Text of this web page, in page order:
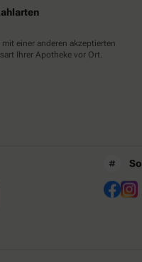
mit einer anderen akzeptierten
Ihrer Apotheke vor Ort.